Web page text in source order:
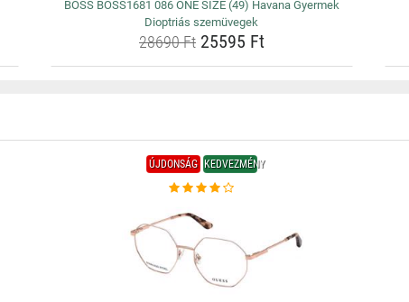
BOSS BOSS1681 086 ONE SIZE (49) Havana Gyermek
Dioptriás szemüvegek
28690 Ft25595 Ft
ÚJDONSÁG KEDVEZMÉNY